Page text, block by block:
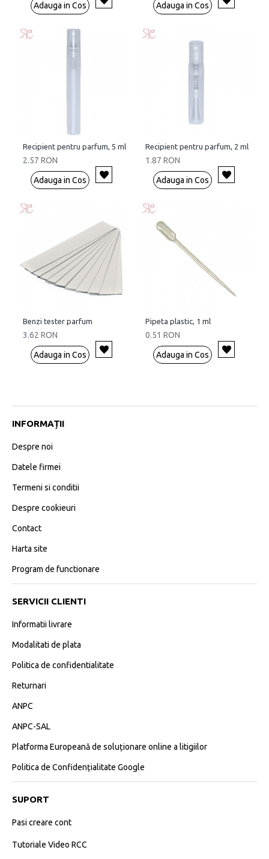
Adauga in Cos Adauga in Cos
Recipient pentru parfum, 5 ml
2.57 RON
Adauga in Cos
Recipient pentru parfum, 2 ml
1.87 RON
Adauga in Cos
Benzi tester parfum
3.62 RON
Adauga in Cos
Pipeta plastic, 1 ml
0.51 RON
Adauga in Cos
INFORMAȚII
Despre noi
Datele firmei
Termeni si conditii
Despre cookieuri
Contact
Harta site
Program de functionare
SERVICII CLIENTI
Informatii livrare
Modalitati de plata
Politica de confidentialitate
Returnari
ANPC
ANPC-SAL
Platforma Europeană de soluționare online a litigiilor
Politica de Confidențialitate Google
SUPORT
Pasi creare cont
Tutoriale Video RCC